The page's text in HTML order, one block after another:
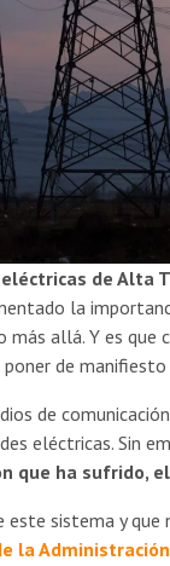
de Alta
la
más allá. Y es que
poner de
de
eléctricas. Sin
que ha sufrido,
sistema y que
la